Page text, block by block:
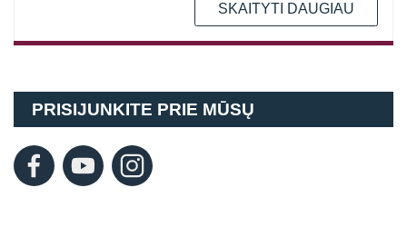
SKAITYTI DAUGIAU
PRISIJUNKITE PRIE MŪSŲ